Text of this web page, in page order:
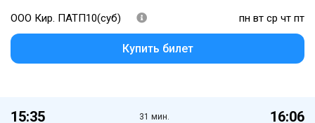
ООО Кир. ПАТП10(суб) пн вт ср чт пт
Купить билет
15:35 31 мин. 16:06